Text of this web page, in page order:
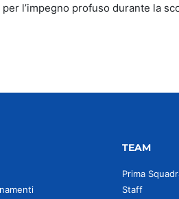
l’impegno profuso durante la
TEAM
Prima
Staff